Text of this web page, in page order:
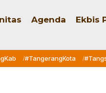
Agenda Ekbis
#TangerangKota